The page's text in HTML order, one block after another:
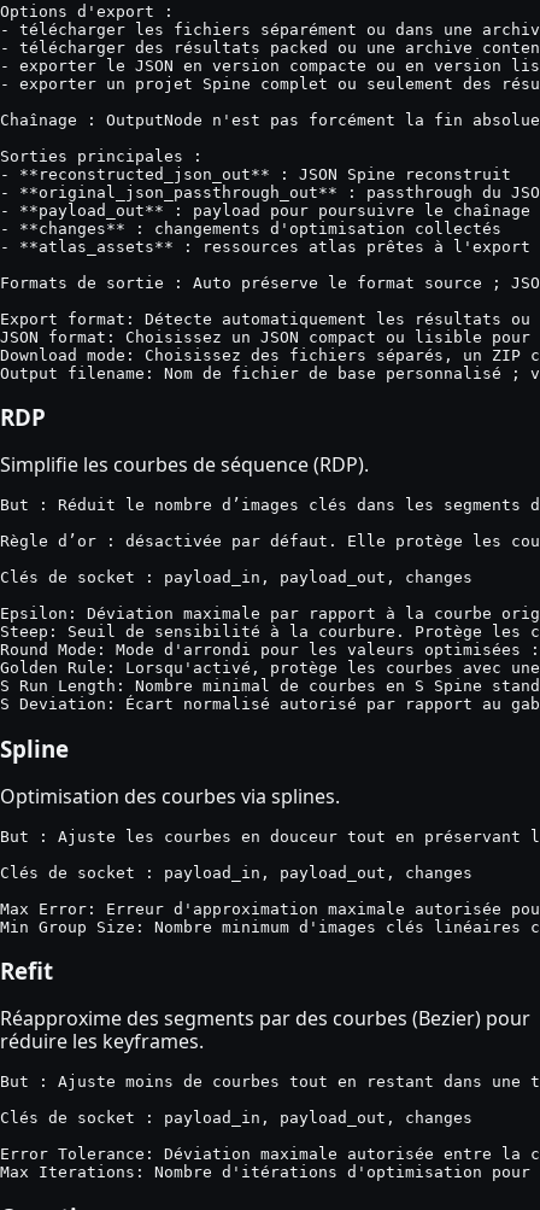
Options d'export :
- télécharger les fichiers séparément ou dans une
- télécharger des résultats packed ou une archive
- exporter le JSON en version compacte ou en version
- exporter un projet Spine complet ou seulement des
Chaînage : OutputNode n'est pas forcément la fin
Sorties principales :
- **reconstructed_json_out** : JSON Spine reconstruit
- **original_json_passthrough_out** : passthrough du
- **payload_out** : payload pour poursuivre le chaînage
- **changes** : changements d'optimisation collectés
- **atlas_assets** : ressources atlas prêtes à l'export
Formats de sortie : Auto préserve le format source ;
Export format: Détecte automatiquement les résultats
JSON format: Choisissez un JSON compact ou lisible
Download mode: Choisissez des fichiers séparés, un ZIP
Output filename: Nom de fichier de base personnalisé
RDP
Simplifie les courbes de séquence (RDP).
But : Réduit le nombre d’images clés dans les
Règle d’or : désactivée par défaut. Elle protège les
Clés de socket : payload_in, payload_out, changes
Epsilon: Déviation maximale par rapport à la courbe
Steep: Seuil de sensibilité à la courbure. Protège les
Round Mode: Mode d'arrondi pour les valeurs
Golden Rule: Lorsqu'activé, protège les courbes avec
S Run Length: Nombre minimal de courbes en S Spine
S Deviation: Écart normalisé autorisé par rapport au
Spline
Optimisation des courbes via splines.
But : Ajuste les courbes en douceur tout en
Clés de socket : payload_in, payload_out, changes
Max Error: Erreur d'approximation maximale
Min Group Size: Nombre minimum d'images clés
Refit
Réapproxime des segments par des courbes (Bezier) pour
réduire les keyframes.
But : Ajuste moins de courbes tout en restant dans une
Clés de socket : payload_in, payload_out, changes
Error Tolerance: Déviation maximale autorisée entre
Max Iterations: Nombre d'itérations d'optimisation